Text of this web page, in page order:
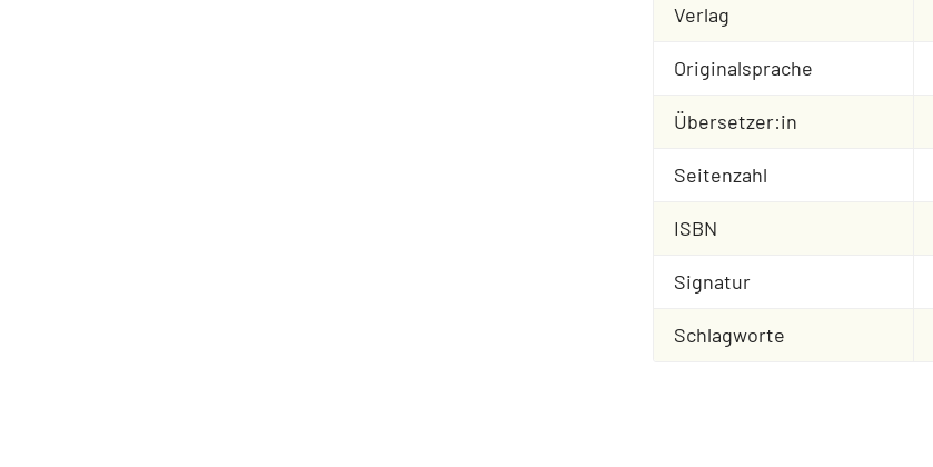
Verlag
Originalsprache
Übersetzer:in
Seitenzahl
ISBN
Signatur
Schlagworte